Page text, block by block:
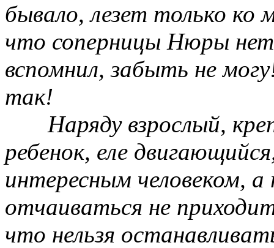
бывало, лезет только ко
что соперницы Нюры
вспомнил, забыть не
так!
Наряду взрослый,
ребенок, еле
интересным человеком,
отчаиваться не
что нельзя